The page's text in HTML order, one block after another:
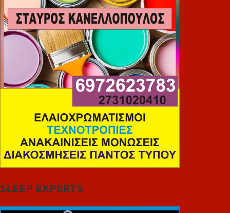
SLEEP EXPERTS